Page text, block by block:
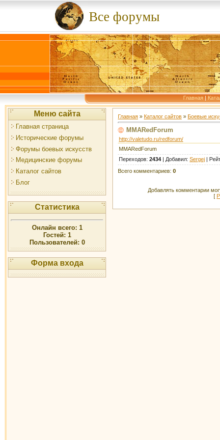
Все форумы
Главная |
Меню сайта
Главная страница
Исторические форумы
Форумы боевых искусств
Медицинские форумы
Каталог сайтов
Блог
Статистика
Онлайн всего: 1
Гостей: 1
Пользователей: 0
Форма входа
Главная » Каталог сайтов » Боевые
MMARedForum
http://valetudo.ru/redforum/
MMARedForum
Переходов: 2434 | Добавил: Sergej |
Всего комментариев: 0
Добавлять комментарии
[